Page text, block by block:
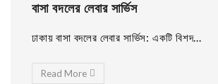
বাসা বদলের লেবার সার্ভিস
ঢাকায় বাসা বদলের লেবার সার্ভিস: একটি বিশদ...
Read More